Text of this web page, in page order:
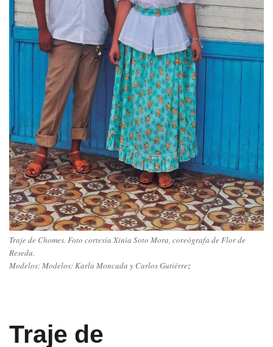
Traje de Chomes. Foto cortesía Xinia Soto Mora, coreógrafa de Flor de
Reseda.
Modelos: Modelos: Karla Moncada y Carlos Gutiérrez
Traje de